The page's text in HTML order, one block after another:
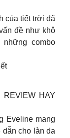
của tiết trời đã
đề như khô
combo
HAY
Eveline mang
cho làn da